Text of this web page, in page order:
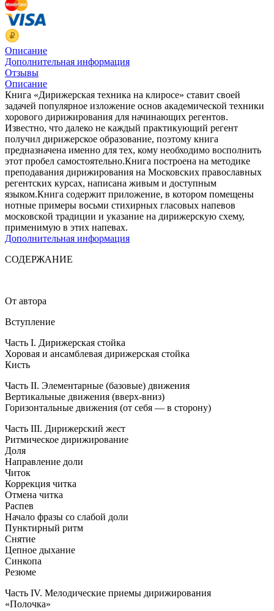
Описание
Дополнительная информация
Отзывы
Описание
Книга «Дирижерская техника на клиросе» ставит своей
задачей популярное изложение основ академической техники
хорового дирижирования для начинающих регентов.
Известно, что далеко не каждый практикующий регент
получил дирижерское образование, поэтому книга
предназначена именно для тех, кому необходимо восполнить
этот пробел самостоятельно.Книга построена на методике
преподавания дирижирования на Московских православных
регентских курсах, написана живым и доступным
языком.Книга содержит приложение, в котором помещены
нотные примеры восьми стихирных гласовых напевов
московской традиции и указание на дирижерскую схему,
применимую в этих напевах.
Дополнительная информация
СОДЕРЖАНИЕ
От автора
Вступление
Часть I. Дирижерская стойка
Хоровая и ансамблевая дирижерская стойка
Кисть
Часть II. Элементарные (базовые) движения
Вертикальные движения (вверх-вниз)
Горизонтальные движения (от себя — в сторону)
Часть III. Дирижерский жест
Ритмическое дирижирование
Доля
Направление доли
Читок
Коррекция читка
Отмена читка
Распев
Начало фразы со слабой доли
Пунктирный ритм
Снятие
Цепное дыхание
Синкопа
Резюме
Часть IV. Мелодические приемы дирижирования
«Полочка»